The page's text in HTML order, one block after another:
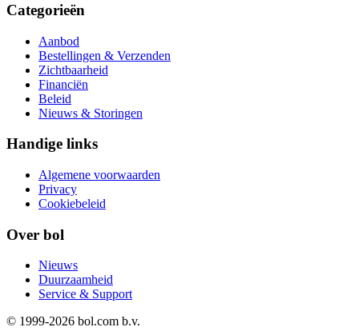
Categorieën
Aanbod
Bestellingen & Verzenden
Zichtbaarheid
Financiën
Beleid
Nieuws & Storingen
Handige links
Algemene voorwaarden
Privacy
Cookiebeleid
Over bol
Nieuws
Duurzaamheid
Service & Support
© 1999-2026 bol.com b.v.